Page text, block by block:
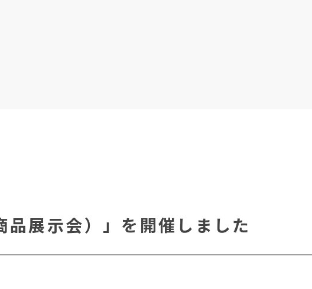
品展示会）」を開催しました